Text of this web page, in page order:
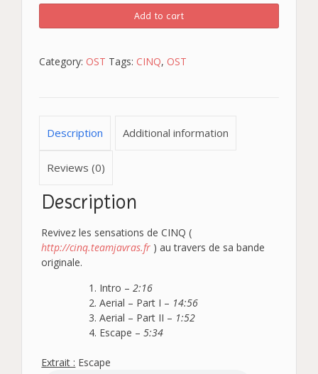
Add to cart
Category: OST Tags: CINQ, OST
Description Additional information
Reviews (0)
Description
Revivez les sensations de CINQ (
http://cinq.teamjavras.fr ) au travers de sa bande
originale.
Intro –2:16
Aerial – Part I – 14:56
Aerial – Part II – 1:52
Escape – 5:34
Extrait : Escape